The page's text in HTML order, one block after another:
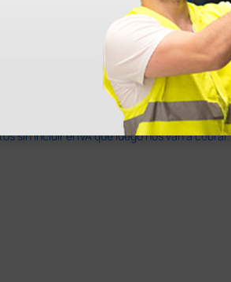
sin incluir el IVA que luego nos van a cobrar.